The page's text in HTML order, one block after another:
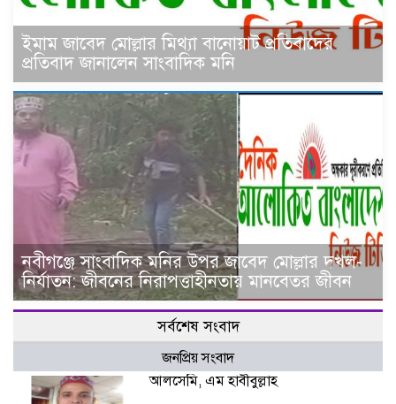
ইমাম জাবেদ মোল্লার মিথ্যা বানোয়াট প্রতিবাদের
প্রতিবাদ জানালেন সাংবাদিক মনি
নবীগঞ্জে সাংবাদিক মনির উপর জাবেদ মোল্লার দখল-
নির্যাতন: জীবনের নিরাপত্তাহীনতায় মানবেতর জীবন
সর্বশেষ সংবাদ
জনপ্রিয় সংবাদ
আলসেমি, এম হাবীবুল্লাহ